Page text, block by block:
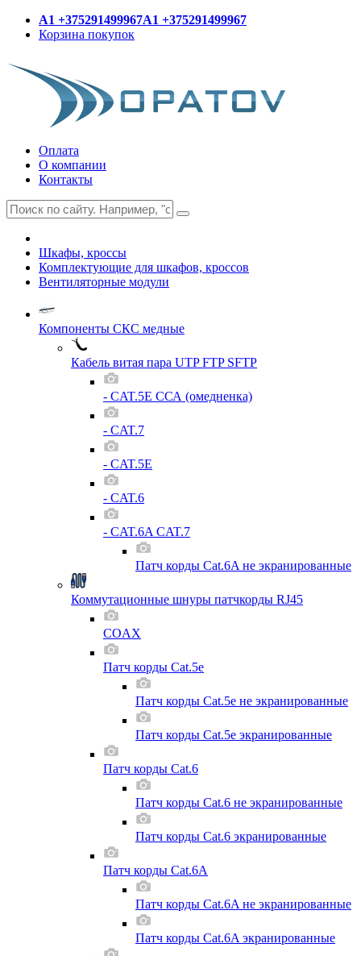
A1 +375291499967A1 +375291499967
Корзина покупок
Оплата
О компании
Контакты
Шкафы, кроссы
Комплектующие для шкафов, кроссов
Вентиляторные модули
Компоненты СКС медные
Кабель витая пара UTP FTP SFTP
- CAT.5E ССА (омедненка)
- CAT.7
- CAT.5E
- CAT.6
- CAT.6A CAT.7
Патч корды Cat.6A не экранированные
Коммутационные шнуры патчкорды RJ45
COAX
Патч корды Cat.5e
Патч корды Cat.5e не экранированные
Патч корды Cat.5e экранированные
Патч корды Cat.6
Патч корды Cat.6 не экранированные
Патч корды Cat.6 экранированные
Патч корды Cat.6A
Патч корды Cat.6A не экранированные
Патч корды Cat.6A экранированные